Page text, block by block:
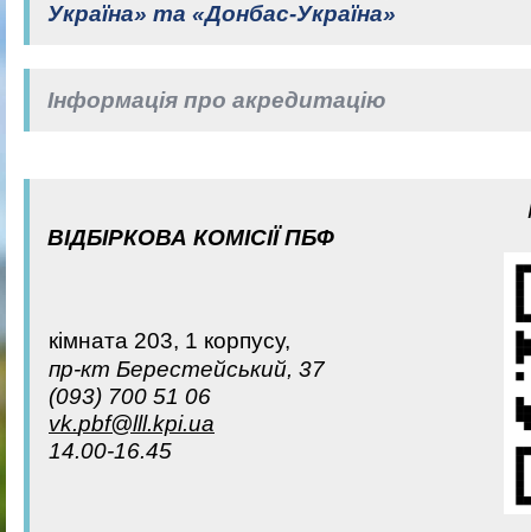
Україна» та «Донбас-Україна»
Інформація про акредитацію
ВІДБІРКОВА КОМІСІЇ ПБФ
кiмната 203, 1 корпусу,
пр-кт Берестейський, 37
(093) 700 51 06
vk.pbf@lll.kpi.ua
14.00-16.45